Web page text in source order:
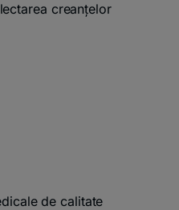
creanțelor
de calitate